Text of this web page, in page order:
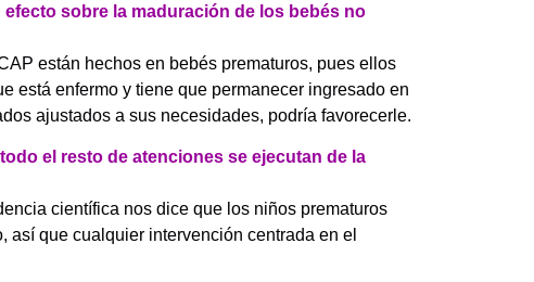
sobre la maduración de los bebés no
están hechos en bebés prematuros, pues ellos
está enfermo y tiene que permanecer ingresado en
ajustados a sus necesidades, podría favorecerle.
el resto de atenciones se ejecutan de la
científica nos dice que los niños prematuros
que cualquier intervención centrada en el